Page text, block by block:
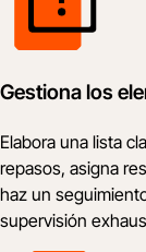
Gestiona los
Elabora una lista
repasos, asigna
haz un
supervisión